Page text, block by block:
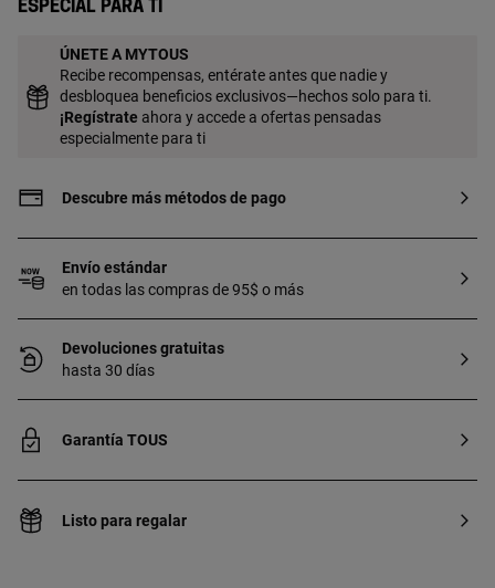
Especial para ti
ÚNETE A MYTOUS
Recibe recompensas, entérate antes que nadie y
desbloquea beneficios exclusivos—hechos solo para ti.
¡Regístrate ahora y accede a ofertas pensadas
especialmente para ti
Descubre más métodos de pago
Envío estándar
en todas las compras de 95$ o más
Devoluciones gratuitas
hasta 30 días
Garantía TOUS
Listo para regalar